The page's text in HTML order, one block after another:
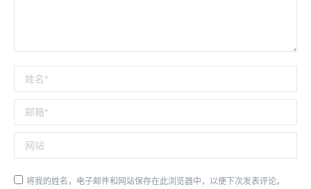
姓名 *
邮箱 *
网站
将我的姓名，电子邮件和网站保存在此浏览器中，以便下次发表评论。